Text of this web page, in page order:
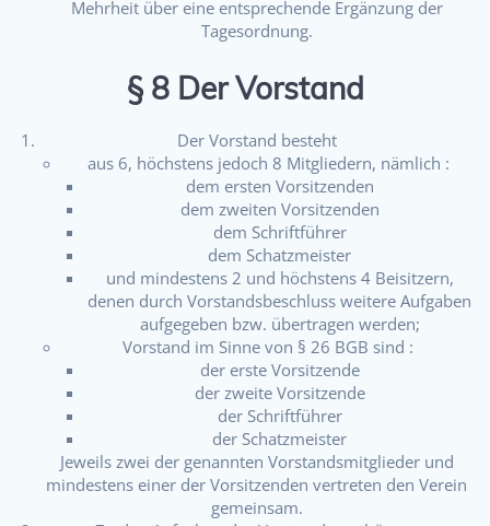
Mehrheit über eine entsprechende Ergänzung der
Tagesordnung.
§ 8 Der Vorstand
Der Vorstand besteht
aus 6, höchstens jedoch 8 Mitgliedern, nämlich :
dem ersten Vorsitzenden
dem zweiten Vorsitzenden
dem Schriftführer
dem Schatzmeister
und mindestens 2 und höchstens 4 Beisitzern,
denen durch Vorstandsbeschluss weitere Aufgaben
aufgegeben bzw. übertragen werden;
Vorstand im Sinne von § 26 BGB sind :
der erste Vorsitzende
der zweite Vorsitzende
der Schriftführer
der Schatzmeister
Jeweils zwei der genannten Vorstandsmitglieder und
mindestens einer der Vorsitzenden vertreten den Verein
gemeinsam.